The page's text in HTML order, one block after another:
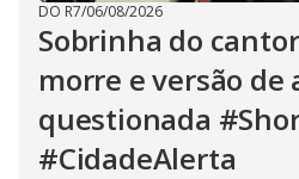
DO R7/06/08/2026
Sobrinha do
morre e versão de
questionada
#CidadeAlerta